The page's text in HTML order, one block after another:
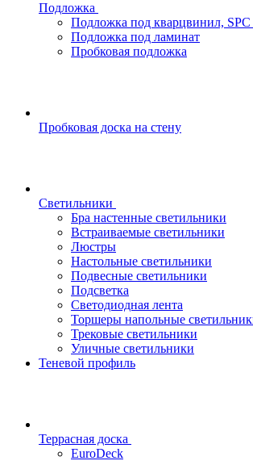
Подложка
Подложка под кварцвинил,
Подложка под ламинат
Пробковая подложка
Пробковая доска на стену
Светильники
Бра настенные светильники
Встраиваемые светильники
Люстры
Настольные светильники
Подвесные светильники
Подсветка
Светодиодная лента
Торшеры напольные
Трековые светильники
Уличные светильники
Теневой профиль
Террасная доска
EuroDeck